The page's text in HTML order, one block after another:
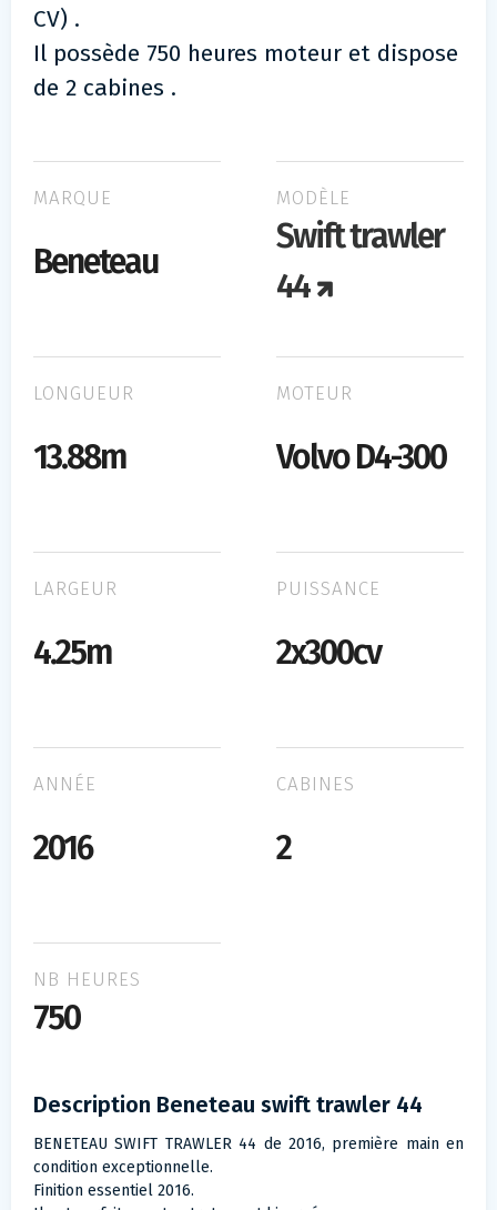
CV) .
Il possède 750 heures moteur et dispose
de 2 cabines .
MARQUE
Beneteau
MODÈLE
Swift trawler
44
LONGUEUR
13.88m
MOTEUR
Volvo D4-300
LARGEUR
4.25m
PUISSANCE
2x300cv
ANNÉE
2016
CABINES
2
NB HEURES
750
Description Beneteau swift trawler 44
BENETEAU SWIFT TRAWLER 44 de 2016, première main en
condition exceptionnelle.
Finition essentiel 2016.